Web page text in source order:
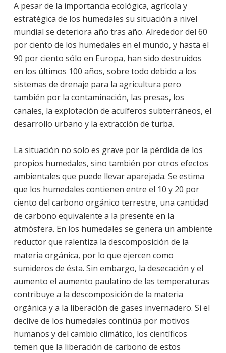
A pesar de la importancia ecológica, agrícola y
estratégica de los humedales su situación a nivel
mundial se deteriora año tras año. Alrededor del 60
por ciento de los humedales en el mundo, y hasta el
90 por ciento sólo en Europa, han sido destruidos
en los últimos 100 años, sobre todo debido a los
sistemas de drenaje para la agricultura pero
también por la contaminación, las presas, los
canales, la explotación de acuíferos subterráneos, el
desarrollo urbano y la extracción de turba.
La situación no solo es grave por la pérdida de los
propios humedales, sino también por otros efectos
ambientales que puede llevar aparejada. Se estima
que los humedales contienen entre el 10 y 20 por
ciento del carbono orgánico terrestre, una cantidad
de carbono equivalente a la presente en la
atmósfera. En los humedales se genera un ambiente
reductor que ralentiza la descomposición de la
materia orgánica, por lo que ejercen como
sumideros de ésta. Sin embargo, la desecación y el
aumento el aumento paulatino de las temperaturas
contribuye a la descomposición de la materia
orgánica y a la liberación de gases invernadero. Si el
declive de los humedales continúa por motivos
humanos y del cambio climático, los científicos
temen que la liberación de carbono de estos